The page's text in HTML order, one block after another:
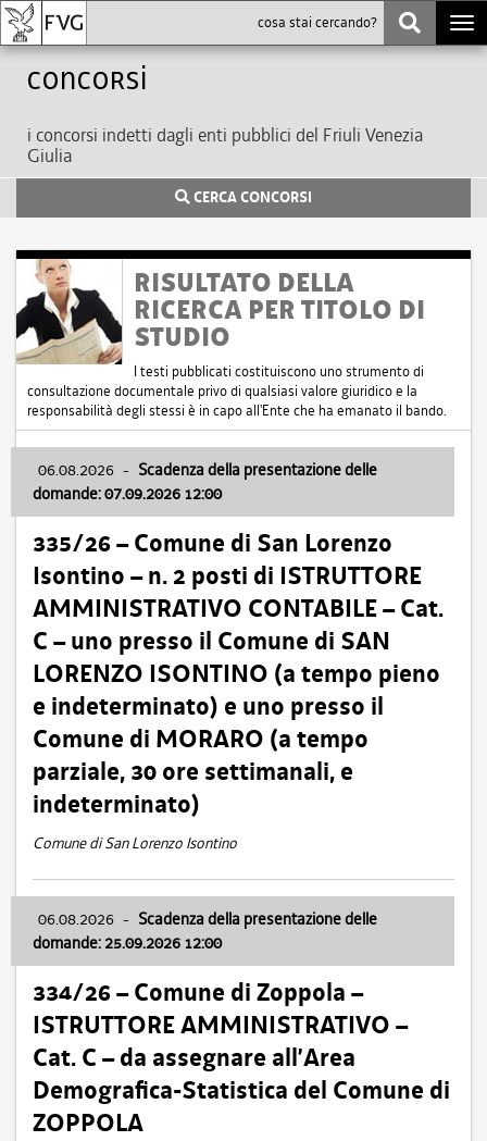
Concorsi
i concorsi indetti dagli enti pubblici del Friuli Venezia
Giulia
CERCA CONCORSI
RISULTATO DELLA
RICERCA PER TITOLO DI
STUDIO
I testi pubblicati costituiscono uno strumento di
consultazione documentale privo di qualsiasi valore giuridico e la
responsabilità degli stessi è in capo all'Ente che ha emanato il bando.
06.08.2026 - Scadenza della presentazione delle
domande: 07.09.2026 12:00
335/26 – Comune di San Lorenzo
Isontino – n. 2 posti di ISTRUTTORE
AMMINISTRATIVO CONTABILE – Cat.
C – uno presso il Comune di SAN
LORENZO ISONTINO (a tempo pieno
e indeterminato) e uno presso il
Comune di MORARO (a tempo
parziale, 30 ore settimanali, e
indeterminato)
Comune di San Lorenzo Isontino
06.08.2026 - Scadenza della presentazione delle
domande: 25.09.2026 12:00
334/26 – Comune di Zoppola –
ISTRUTTORE AMMINISTRATIVO –
Cat. C – da assegnare all’Area
Demografica-Statistica del Comune di
ZOPPOLA